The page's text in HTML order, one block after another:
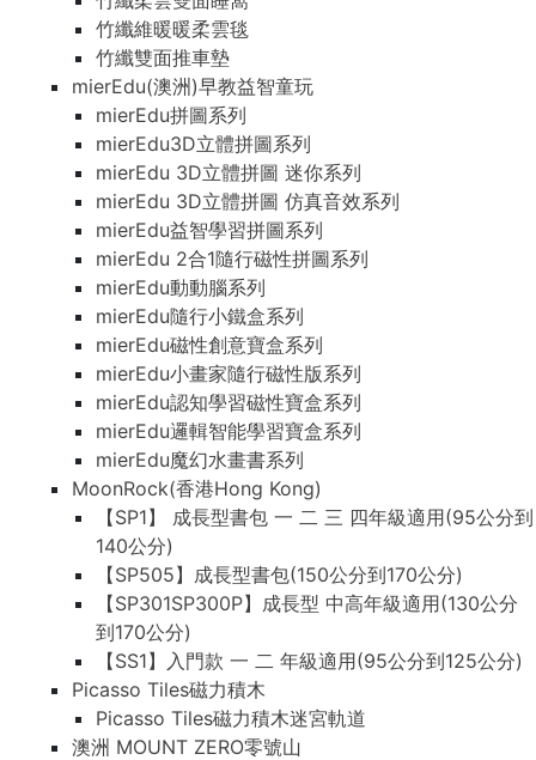
竹纖維暖暖柔雲毯
竹纖雙面推車墊
mierEdu(澳洲)早教益智童玩
mierEdu拼圖系列
mierEdu3D立體拼圖系列
mierEdu 3D立體拼圖 迷你系列
mierEdu 3D立體拼圖 仿真音效系列
mierEdu益智學習拼圖系列
mierEdu 2合1隨行磁性拼圖系列
mierEdu動動腦系列
mierEdu隨行小鐵盒系列
mierEdu磁性創意寶盒系列
mierEdu小畫家隨行磁性版系列
mierEdu認知學習磁性寶盒系列
mierEdu邏輯智能學習寶盒系列
mierEdu魔幻水畫書系列
MoonRock(香港Hong Kong)
【SP1】 成長型書包 一 二 三 四年級適用(95公分到
140公分)
【SP505】成長型書包(150公分到170公分)
【SP301SP300P】成長型 中高年級適用(130公分
到170公分)
【SS1】入門款 一 二 年級適用(95公分到125公分)
Picasso Tiles磁力積木
Picasso Tiles磁力積木迷宮軌道
澳洲 MOUNT ZERO零號山